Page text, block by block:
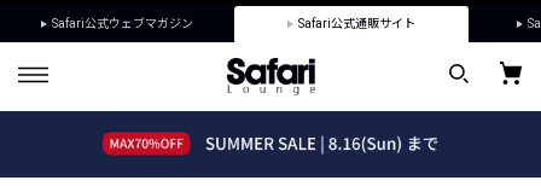
Safari公式ウェブマガジン Safari公式通販サイト